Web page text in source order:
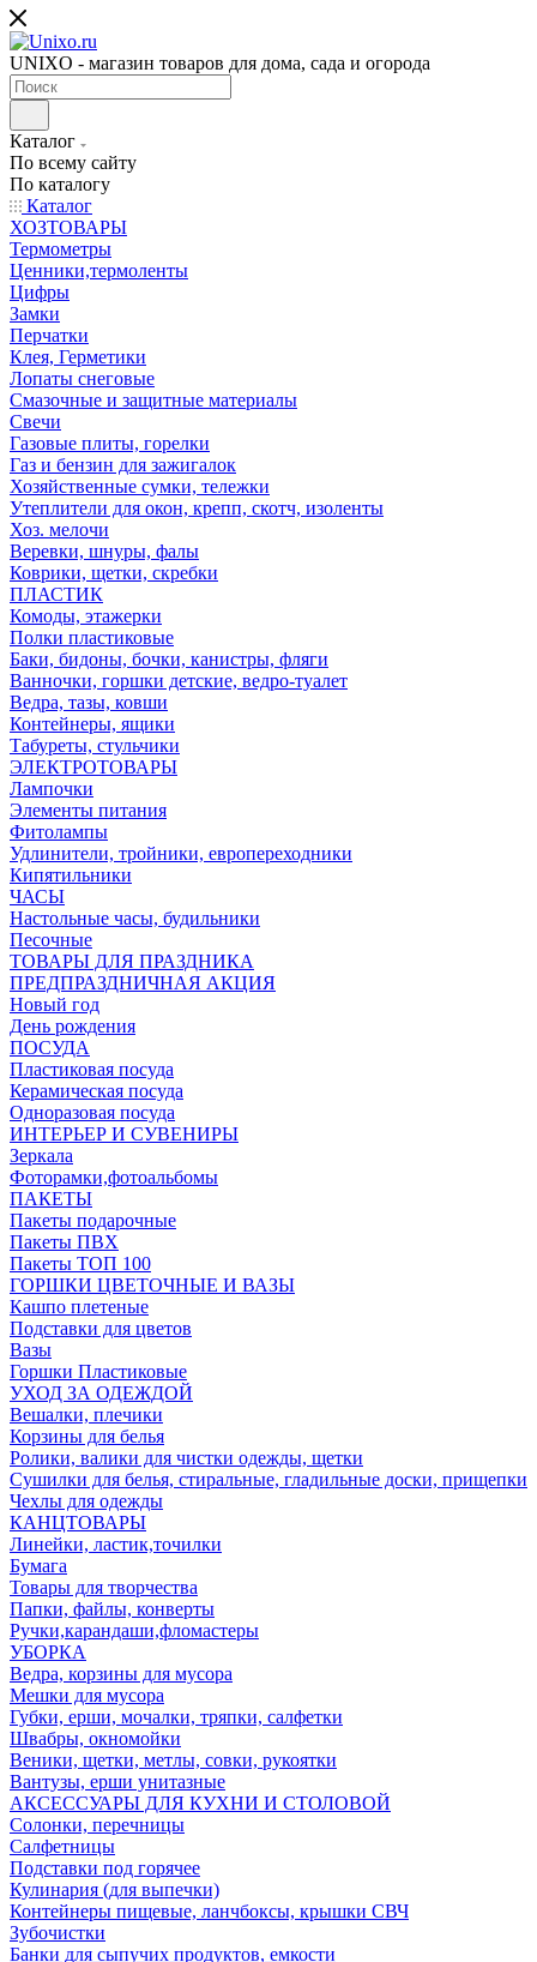
UNIXO - магазин товаров для дома, сада и огорода
Каталог
По всему сайту
По каталогу
Каталог
ХОЗТОВАРЫ
Термометры
Ценники,термоленты
Цифры
Замки
Перчатки
Клея, Герметики
Лопаты снеговые
Смазочные и защитные материалы
Свечи
Газовые плиты, горелки
Газ и бензин для зажигалок
Хозяйственные сумки, тележки
Утеплители для окон, крепп, скотч, изоленты
Хоз. мелочи
Веревки, шнуры, фалы
Коврики, щетки, скребки
ПЛАСТИК
Комоды, этажерки
Полки пластиковые
Баки, бидоны, бочки, канистры, фляги
Ванночки, горшки детские, ведро-туалет
Ведра, тазы, ковши
Контейнеры, ящики
Табуреты, стульчики
ЭЛЕКТРОТОВАРЫ
Лампочки
Элементы питания
Фитолампы
Удлинители, тройники, европереходники
Кипятильники
ЧАСЫ
Настольные часы, будильники
Песочные
ТОВАРЫ ДЛЯ ПРАЗДНИКА
ПРЕДПРАЗДНИЧНАЯ АКЦИЯ
Новый год
День рождения
ПОСУДА
Пластиковая посуда
Керамическая посуда
Одноразовая посуда
ИНТЕРЬЕР И СУВЕНИРЫ
Зеркала
Фоторамки,фотоальбомы
ПАКЕТЫ
Пакеты подарочные
Пакеты ПВХ
Пакеты ТОП 100
ГОРШКИ ЦВЕТОЧНЫЕ И ВАЗЫ
Кашпо плетеные
Подставки для цветов
Вазы
Горшки Пластиковые
УХОД ЗА ОДЕЖДОЙ
Вешалки, плечики
Корзины для белья
Ролики, валики для чистки одежды, щетки
Сушилки для белья, стиральные, гладильные доски, прищепки
Чехлы для одежды
КАНЦТОВАРЫ
Линейки, ластик,точилки
Бумага
Товары для творчества
Папки, файлы, конверты
Ручки,карандаши,фломастеры
УБОРКА
Ведра, корзины для мусора
Мешки для мусора
Губки, ерши, мочалки, тряпки, салфетки
Швабры, окномойки
Веники, щетки, метлы, совки, рукоятки
Вантузы, ерши унитазные
АКСЕССУАРЫ ДЛЯ КУХНИ И СТОЛОВОЙ
Солонки, перечницы
Салфетницы
Подставки под горячее
Кулинария (для выпечки)
Контейнеры пищевые, ланчбоксы, крышки СВЧ
Зубочистки
Банки для сыпучих продуктов, емкости